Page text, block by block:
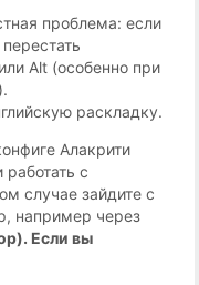
проблема: если
Alt (особенно при
раскладку.
Алакрити
с
случае зайдите с
например через
Если вы